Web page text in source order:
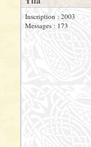
Inscription : 2003
Messages : 173